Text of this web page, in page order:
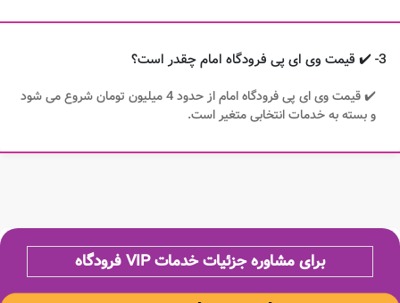
3- ✔️ قیمت وی ای پی فرودگاه امام چقدر است؟
✔️ قیمت وی ای پی فرودگاه امام از حدود 4 میلیون تومان شروع می شود
و بسته به خدمات انتخابی متغیر است.
برای مشاوره جزئیات خدمات VIP فرودگاه